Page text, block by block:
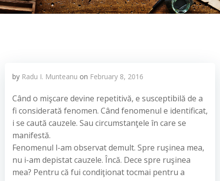
by Radu I. Munteanu on February 8, 2016
Când o mişcare devine repetitivă, e susceptibilă de a
fi considerată fenomen. Când fenomenul e identificat,
i se caută cauzele. Sau circumstanţele în care se
manifestă.
Fenomenul l-am observat demult. Spre ruşinea mea,
nu i-am depistat cauzele. Încă. Dece spre ruşinea
mea? Pentru că fui condiţionat tocmai pentru a